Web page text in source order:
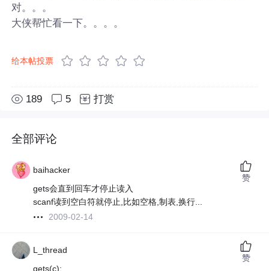
对。。。
大侠帮忙看一下。。。。
给本帖投票
189 5 打赏
全部评论
baihacker
gets会直到回车才停止读入
scanf读到空白符就停止,比如空格,制表,换行...
2009-02-14
赞
L_thread
gets(c);
赞